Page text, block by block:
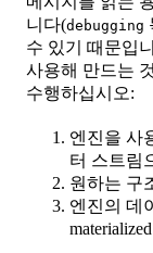
니다(debugging
수 있기 때문입
사용해 만드는
수행하십시오:
엔진을 사
터 스트림
원하는 구
엔진의 데